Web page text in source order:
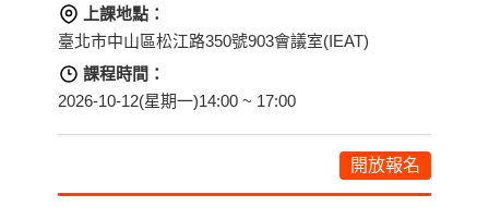
上課地點：
臺北市中山區松江路350號903會議室(IEAT)
課程時間：
2026-10-12(星期一)14:00 ~ 17:00
開放報名